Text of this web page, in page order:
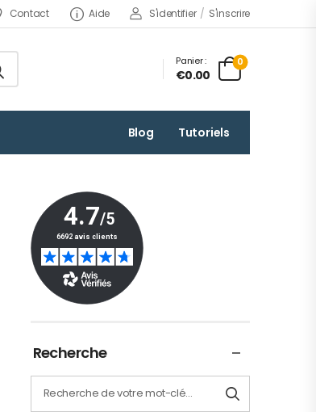
Contact Aide S'identifier / S'inscrire
Panier :
€0.00
0
Blog Tutoriels
Recherche